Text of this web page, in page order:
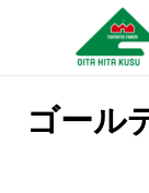
ゴール